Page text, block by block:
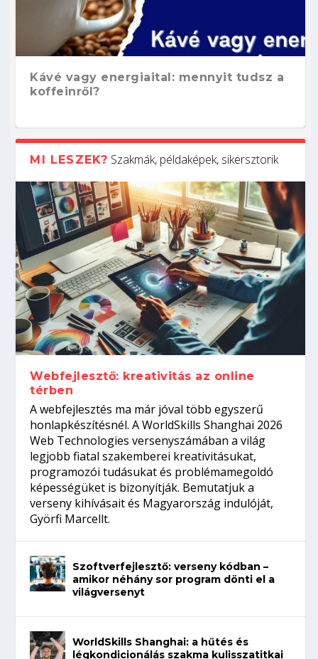
Kávé vagy energiaital: mennyit tudsz a
koffeinről?
Hogyan készíts ATS-barát önéletrajzot?
Így növelheted az esélyedet az
állásinterjúra...
Kitalálod, mire használják ezeket a
gépeket?
Nem sikerült az egyetemi felvételi?
Tanulj szakmát!
Szoftverfejlesztő: verseny kódban –
amikor néhány sor program dönti el a
világversenyt...
MI LESZEK? Szakmák, példaképek, sikersztorik
Webfejlesztő: kreativitás az online
térben
A webfejlesztés ma már jóval több egyszerű
honlapkészítésnél. A WorldSkills Shanghai 2026
Web Technologies versenyszámában a világ
legjobb fiatal szakemberei kreativitásukat,
programozói tudásukat és problémamegoldó
képességüket is bizonyítják. Bemutatjuk a
verseny kihívásait és Magyarország indulóját,
Györfi Marcellt.
Szoftverfejlesztő: verseny kódban –
amikor néhány sor program dönti el a
világversenyt
WorldSkills Shanghai: a hűtés és
légkondicionálás szakma kulisszatitkai